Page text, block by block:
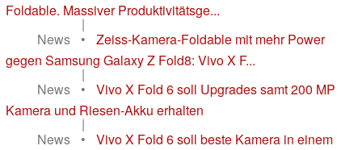
Foldable. Massiver Produktivitätsge...
|
News
•
Zeiss-Kamera-Foldable mit mehr Power
gegen Samsung Galaxy Z Fold8: Vivo X F...
|
News
•
Vivo X Fold 6 soll Upgrades samt 200 MP
Kamera und Riesen-Akku erhalten
|
News
•
Vivo X Fold 6 soll beste Kamera in einem